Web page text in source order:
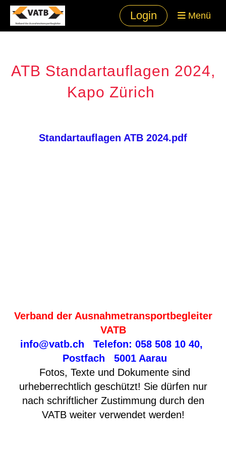
Login Menü
ATB Standartauflagen 2024,
Kapo Zürich
Standartauflagen ATB 2024.pdf
Verband der Ausnahmetransportbegleiter
VATB
info@vatb.ch Telefon: 058 508 10 40,
Postfach 5001 Aarau
Fotos, Texte und Dokumente sind
urheberrechtlich geschützt! Sie dürfen nur
nach schriftlicher Zustimmung durch den
VATB weiter verwendet werden!